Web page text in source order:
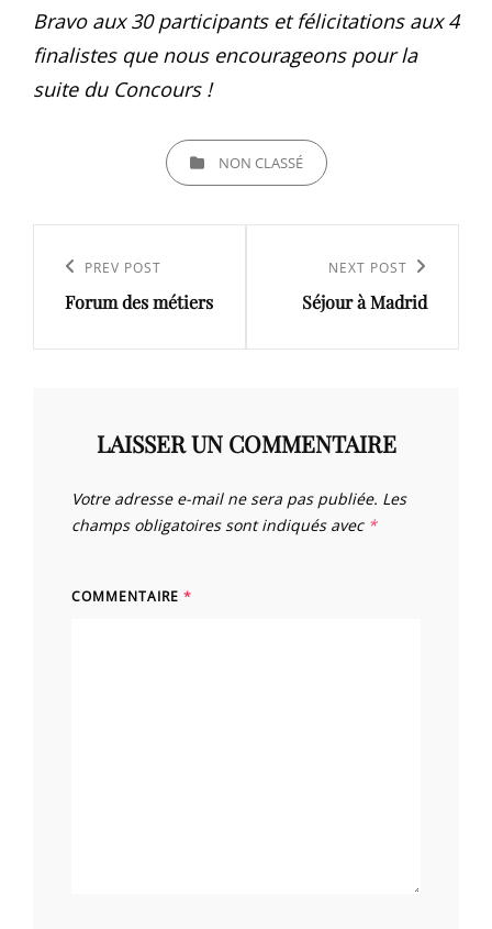
Bravo aux 30 participants et félicitations aux 4
finalistes que nous encourageons pour la
suite du Concours !
CATEGORIESNON CLASSÉ
l’article
Previous
Post
PREV POST
Forum des métiers
Post
NEXT POST
Séjour à Madrid
LAISSER UN COMMENTAIRE
Votre adresse e-mail ne sera pas publiée. Les
champs obligatoires sont indiqués avec *
COMMENTAIRE *